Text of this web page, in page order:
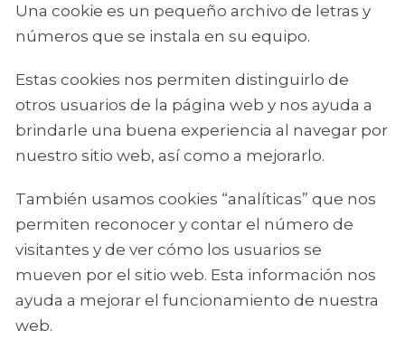
Una cookie es un pequeño archivo de letras y
números que se instala en su equipo.
Estas cookies nos permiten distinguirlo de
otros usuarios de la página web y nos ayuda a
brindarle una buena experiencia al navegar por
nuestro sitio web, así como a mejorarlo.
También usamos cookies “analíticas” que nos
permiten reconocer y contar el número de
visitantes y de ver cómo los usuarios se
mueven por el sitio web. Esta información nos
ayuda a mejorar el funcionamiento de nuestra
web.